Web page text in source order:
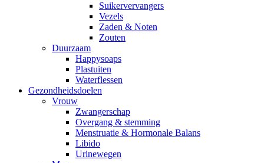
Suikervervangers
Vezels
Zaden & Noten
Zouten
Duurzaam
Happysoaps
Plastuiten
Waterflessen
Gezondheidsdoelen
Vrouw
Zwangerschap
Overgang & stemming
Menstruatie & Hormonale Balans
Libido
Urinewegen